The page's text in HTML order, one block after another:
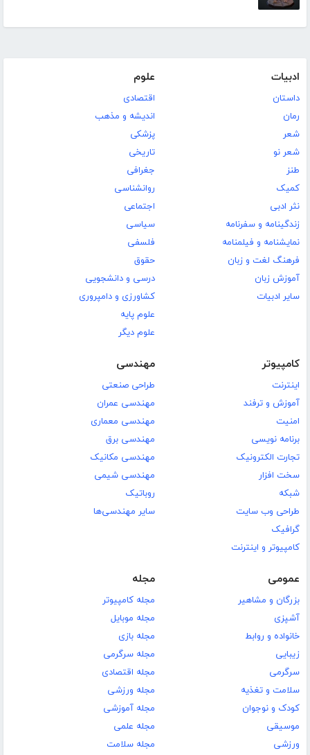
ادبیات
داستان
رمان
شعر
شعر نو
طنز
کمیک
نثر ادبی
زندگینامه و سفرنامه
نمایشنامه و فیلمنامه
فرهنگ لغت و زبان
آموزش زبان
سایر ادبیات
علوم
اقتصادی
اندیشه و مذهب
پزشکی
تاریخی
جغرافی
روانشناسی
اجتماعی
سیاسی
فلسفی
حقوق
درسی و دانشجویی
کشاورزی و دامپروری
علوم پایه
علوم دیگر
کامپیوتر
اینترنت
آموزش و ترفند
امنیت
برنامه نویسی
تجارت الکترونیک
سخت افزار
شبکه
طراحی وب سایت
گرافیک
کامپیوتر و اینترنت
مهندسی
طراحی صنعتی
مهندسی عمران
مهندسی معماری
مهندسی برق
مهندسی مکانیک
مهندسی شیمی
روباتیک
سایر مهندسی‌ها
عمومی
بزرگان و مشاهیر
آشپزی
خانواده و روابط
زیبایی
سرگرمی
سلامت و تغذیه
کودک و نوجوان
موسیقی
ورزشی
مجله
مجله کامپیوتر
مجله موبایل
مجله بازی
مجله سرگرمی
مجله اقتصادی
مجله ورزشی
مجله آموزشی
مجله علمی
مجله سلامت